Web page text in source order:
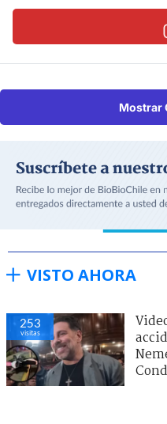
Mostrar
VISTO AHORA
253
visitas